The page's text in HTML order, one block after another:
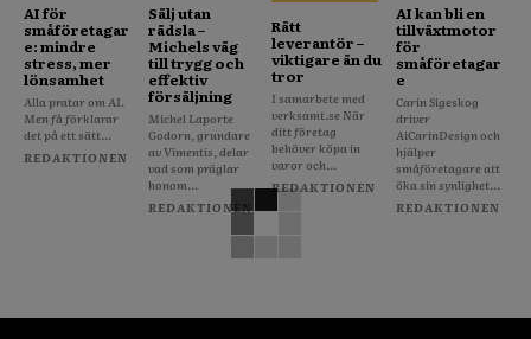
AI för
småföretagar
e: mindre
stress, mer
lönsamhet
Alla pratar om AI.
Men få förklarar
det på ett sätt...
REDAKTIONEN
Sälj utan
rädsla –
Michels väg
till trygg och
effektiv
försäljning
Michel Laporte
Godorn, grundare
av Vimentis, delar
vad som präglar
honom...
REDAKTIONEN
Rätt
leverantör –
viktigare än du
tror
I samarbete med
verksamt.se När
ditt företag
behöver köpa in
varor och...
REDAKTIONEN
AI kan bli en
tillväxtmotor
för
småföretagar
e
Carin Sigeskog
driver
AiCarinDesign och
hjälper
småföretagare att
öka sin synlighet...
REDAKTIONEN